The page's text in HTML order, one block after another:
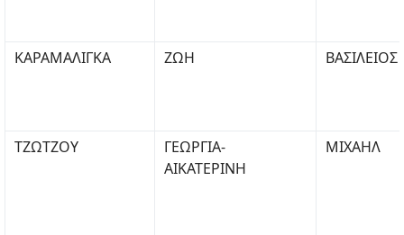
ΚΑΡΑΜΑΛΙΓΚΑ ΖΩΗ ΒΑΣΙΛΕΙΟΣ
ΤΖΩΤΖΟΥ
ΓΕΩΡΓΙΑ-
ΑΙΚΑΤΕΡΙΝΗ
ΜΙΧΑΗΛ